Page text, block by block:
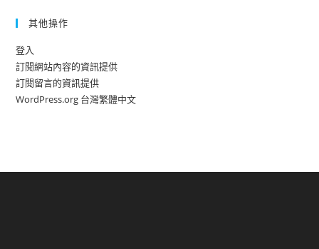
其他操作
登入
訂閱網站內容的資訊提供
訂閱留言的資訊提供
WordPress.org 台灣繁體中文